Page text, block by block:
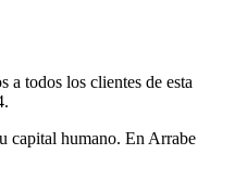
todos los clientes de esta
capital humano. En Arrabe